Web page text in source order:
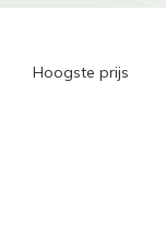
Hoogste prijs